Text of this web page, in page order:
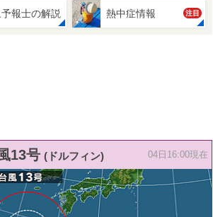
報士の解説 熱中症情報 注目
13号 (ドルフィン) 04日16:00現在